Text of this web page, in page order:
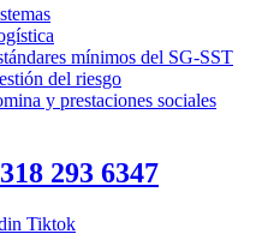
mínimos del SG-SST
del riesgo
y prestaciones sociales
293 6347
Tiktok